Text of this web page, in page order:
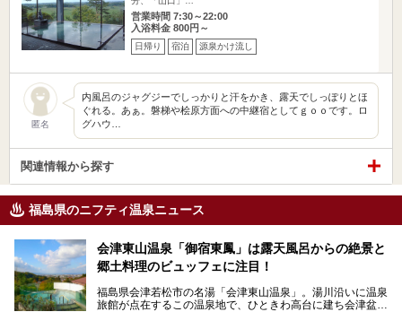
営業時間 7:30～22:00
入浴料金 800円～
日帰り 宿泊 源泉かけ流し
匿名
内風呂のジャグジーでしっかりと汗をかき、露天でしっぽりとほ
ぐれる。あぁ。磐梯や桧原方面への中継宿としてｇｏｏです。ロ
グハウ…
関連情報から探す
福島県のニフティ温泉ニュース
会津東山温泉「御宿東鳳」は露天風呂からの絶景と
郷土料理のビュッフェに注目！
福島県会津若松市の名湯「会津東山温泉」。湯川沿いに温泉
旅館が点在するこの温泉地で、ひときわ高台に建ち会津盆地